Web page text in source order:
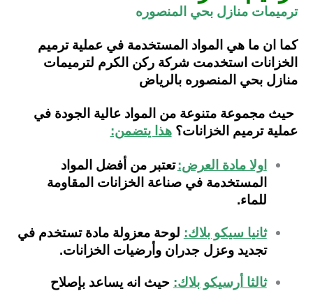
ترميمات منازل بحي المنصوره
كما ان ما هي المواد المستخدمة في عملية ترميم
الخزانات استخدمت شركة ركن الكرم لترميمات
منازل بحي المنصوره بالرياض
حيث مجموعة متنوعة من المواد عالية الجودة في
عملية ترميم الخزانات؟هذا يتضمن:
اولا مادة العرض: تعتبر من أفضل المواد
المستخدمة في صناعة الخزانات المقاومة
للماء.
ثانيا سيكو بلاك: لوحة معزولة مادة تستخدم في
تجديد وعزل جدران وأرضيات الخزانات.
ثالثا أرسيكو بلاك: حيث انه يساعد بإصلاح